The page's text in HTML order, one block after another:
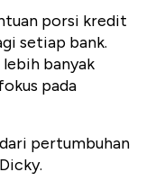
porsi kredit
setiap bank.
banyak
pada
pertumbuhan